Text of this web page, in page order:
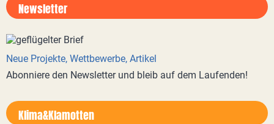
Newsletter
Neue Projekte, Wettbewerbe, Artikel
Abonniere den Newsletter und bleib auf dem Laufenden!
Klima&Klamotten